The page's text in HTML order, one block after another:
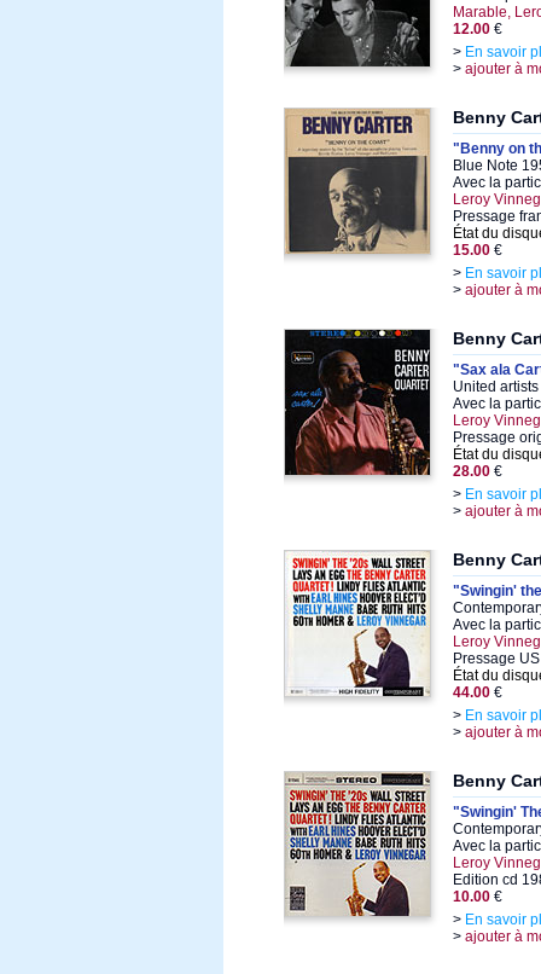
Marable,
12.00 €
> En savoir
> ajouter à
Benny
"Benny on
Blue Note
Avec la
Leroy
Pressage
État du
15.00 €
> En savoir
> ajouter à
Benny
"Sax ala
United
Avec la
Leroy
Pressage
État du
28.00 €
> En savoir
> ajouter à
Benny
"Swingin'
Avec la
Leroy
Pressage
État du
44.00 €
> En savoir
> ajouter à
Benny
"Swingin'
Avec la
Leroy
Edition cd
10.00 €
> En savoir
> ajouter à